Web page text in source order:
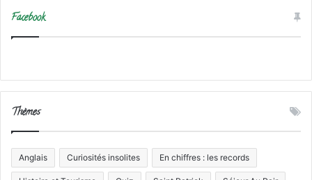
Facebook
Thèmes
Anglais Curiosités insolites En chiffres : les records